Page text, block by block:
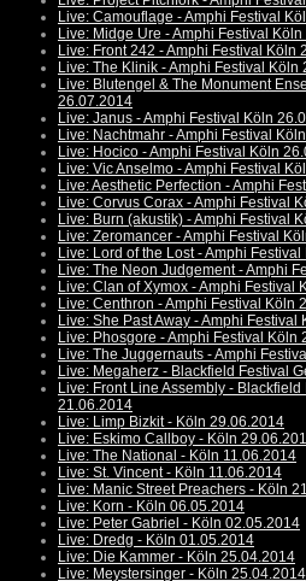
Live: Camouflage - Amphi Festival
Live: Midge Ure - Amphi Festival
Live: Front 242 - Amphi Festival Köln
Live: The Klinik - Amphi Festival Köln
Live: Blutengel & The Monument
26.07.2014
Live: Janus - Amphi Festival Köln
Live: Nachtmahr - Amphi Festival
Live: Hocico - Amphi Festival Köln
Live: Vic Anselmo - Amphi Festival
Live: Aesthetic Perfection - Amphi
Live: Corvus Corax - Amphi Festival
Live: Burn (akustik) - Amphi Festival
Live: Zeromancer - Amphi Festival
Live: Lord of the Lost - Amphi
Live: The Neon Judgement - Amphi
Live: Clan of Xymox - Amphi Festival
Live: Centhron - Amphi Festival Köln
Live: She Past Away - Amphi Festival
Live: Phosgore - Amphi Festival Köln
Live: The Juggernauts - Amphi
Live: Megaherz - Blackfield Festival
Live: Front Line Assembly -
21.06.2014
Live: Limp Bizkit - Köln 29.06.2014
Live: Eskimo Callboy - Köln
Live: The National - Köln 11.06.2014
Live: St. Vincent - Köln 11.06.2014
Live: Manic Street Preachers - Köln
Live: Korn - Köln 06.05.2014
Live: Peter Gabriel - Köln 02.05.2014
Live: Dredg - Köln 01.05.2014
Live: Die Kammer - Köln 25.04.2014
Live: Meystersinger - Köln 25.04.2014